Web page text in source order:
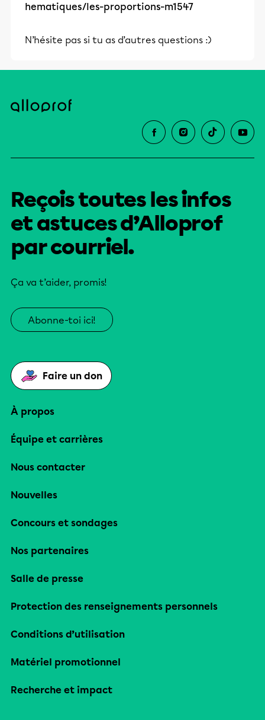
hematiques/les-proportions-m1547
N’hésite pas si tu as d’autres questions :)
Reçois toutes les infos
et astuces d’Alloprof
par courriel.
Ça va t’aider, promis!
Abonne-toi ici!
Faire un don
À propos
Équipe et carrières
Nous contacter
Nouvelles
Concours et sondages
Nos partenaires
Salle de presse
Protection des renseignements personnels
Conditions d’utilisation
Matériel promotionnel
Recherche et impact